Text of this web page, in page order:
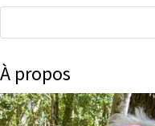
À propos